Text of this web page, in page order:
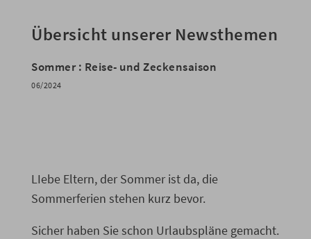
Übersicht unserer Newsthemen
Sommer : Reise- und Zeckensaison
06/2024
LIebe Eltern, der Sommer ist da, die
Sommerferien stehen kurz bevor.
Sicher haben Sie schon Urlaubspläne gemacht.